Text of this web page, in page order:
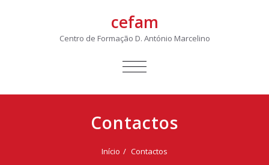
cefam
Centro de Formação D. António Marcelino
ALTERNAR
Contactos
Início Contactos